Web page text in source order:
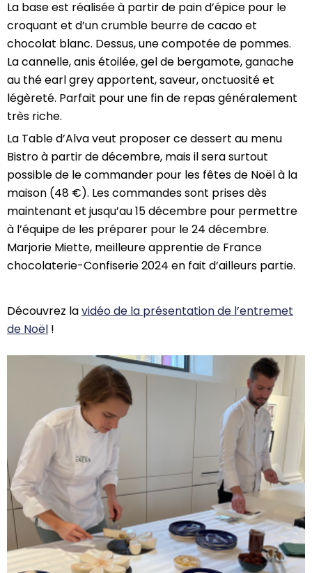
La base est réalisée à partir de pain d’épice pour le
croquant et d’un crumble beurre de cacao et
chocolat blanc. Dessus, une compotée de pommes.
La cannelle, anis étoilée, gel de bergamote, ganache
au thé earl grey apportent, saveur, onctuosité et
légèreté. Parfait pour une fin de repas généralement
très riche.
La Table d’Alva veut proposer ce dessert au menu
Bistro à partir de décembre, mais il sera surtout
possible de le commander pour les fêtes de Noël à la
maison (48 €). Les commandes sont prises dès
maintenant et jusqu’au 15 décembre pour permettre
à l’équipe de les préparer pour le 24 décembre.
Marjorie Miette, meilleure apprentie de France
chocolaterie-Confiserie 2024 en fait d’ailleurs partie.
Découvrez lavidéo de la présentation de l’entremet
de Noël !